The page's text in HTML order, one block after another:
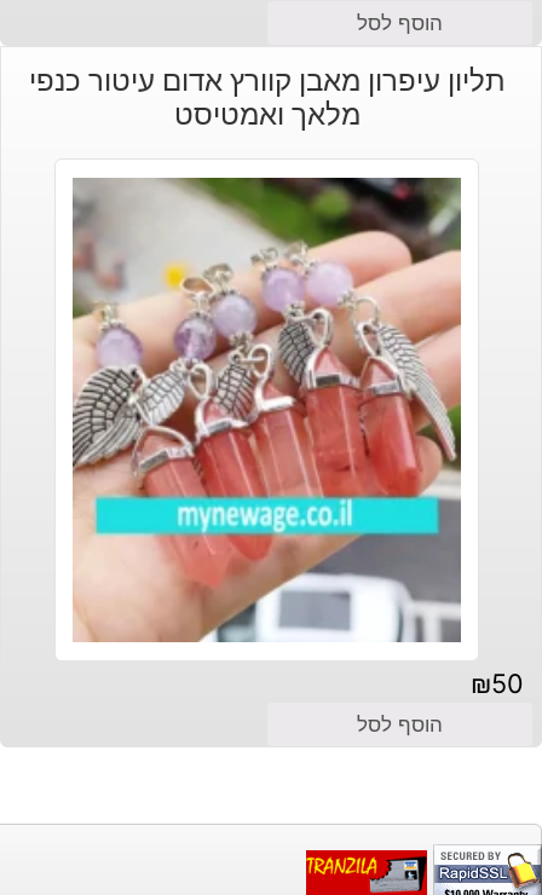
הוסף לסל
תליון עיפרון מאבן קוורץ אדום עיטור כנפי
מלאך ואמטיסט
₪50
הוסף לסל